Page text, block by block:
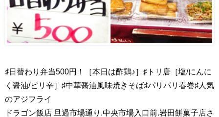
♯日替わり弁当500円！［本日は酢鶏♪］♯トリ唐［塩/にんに
く醤油/ピリ辛］♯中華醤油風味焼きそば♯パリパリ春巻♯人気
のアジフライ
ドラゴン飯店 旦過市場通り.中央市場入口前.岩田餅菓子店さ